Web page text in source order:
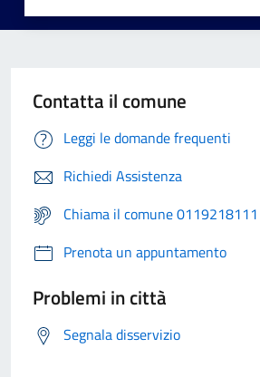
Contatta il comune
Leggi le domande frequenti
Richiedi Assistenza
Chiama il comune 0119218111
Prenota un appuntamento
Problemi in città
Segnala disservizio